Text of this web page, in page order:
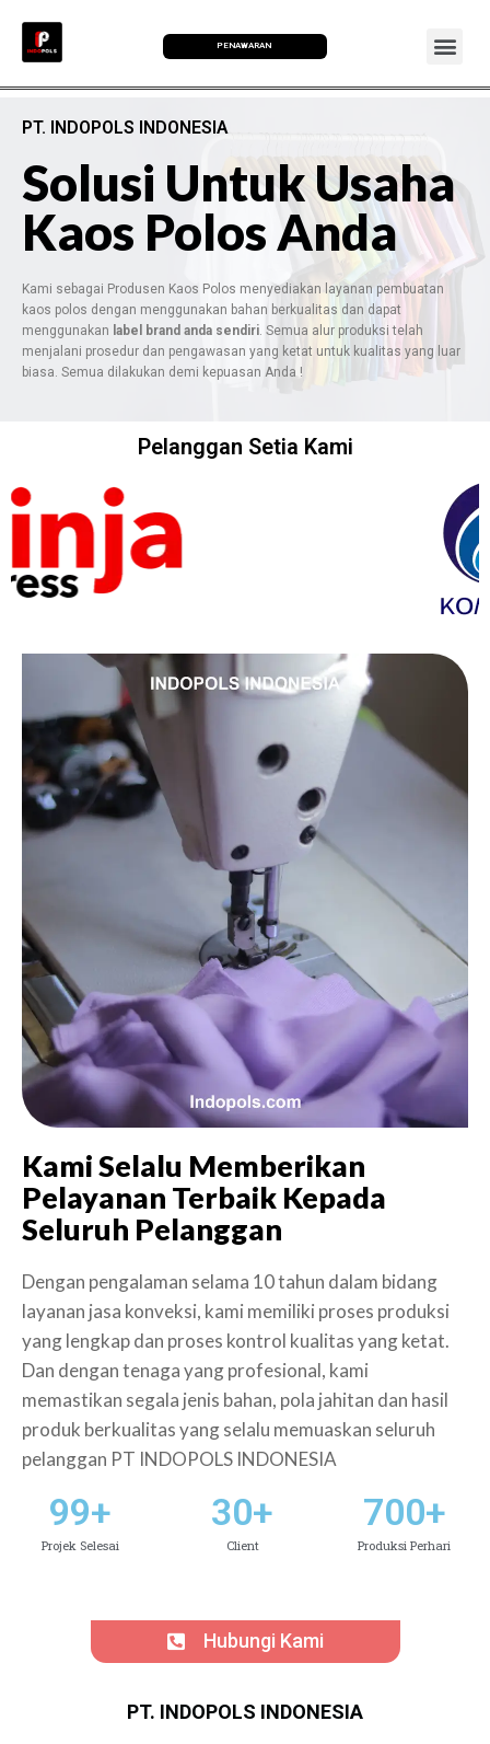
PENAWARAN
PT. INDOPOLS INDONESIA
Solusi Untuk Usaha
Kaos Polos Anda
Kami sebagai Produsen Kaos Polos menyediakan layanan pembuatan
kaos polos dengan menggunakan bahan berkualitas dan dapat
menggunakan label brand anda sendiri . Semua alur produksi telah
menjalani prosedur dan pengawasan yang ketat untuk kualitas yang luar
biasa. Semua dilakukan demi kepuasan Anda !
Pelanggan Setia Kami
Kami Selalu Memberikan
Pelayanan Terbaik Kepada
Seluruh Pelanggan
Dengan pengalaman selama 10 tahun dalam bidang
layanan jasa konveksi, kami memiliki proses produksi
yang lengkap dan proses kontrol kualitas yang ketat.
Dan dengan tenaga yang profesional, kami
memastikan segala jenis bahan, pola jahitan dan hasil
produk berkualitas yang selalu memuaskan seluruh
pelanggan PT INDOPOLS INDONESIA
Hubungi Kami
99+
Projek Selesai
30+
Client
700+
Produksi Perhari
PT. INDOPOLS INDONESIA